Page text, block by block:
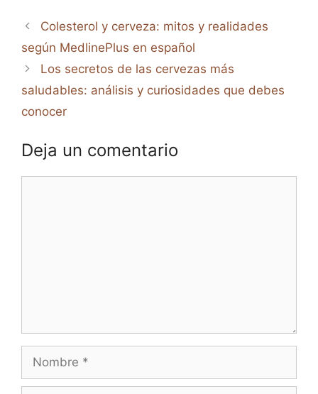
Colesterol y cerveza: mitos y realidades
según MedlinePlus en español
Los secretos de las cervezas más
saludables: análisis y curiosidades que debes
conocer
Deja un comentario